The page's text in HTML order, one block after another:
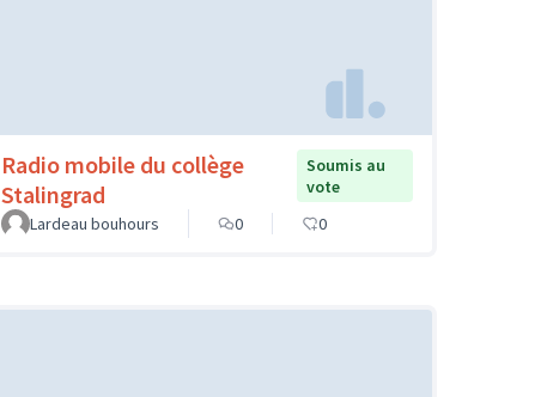
Radio mobile du collège
Stalingrad
Soumis au
vote
Lardeau bouhours
0 0